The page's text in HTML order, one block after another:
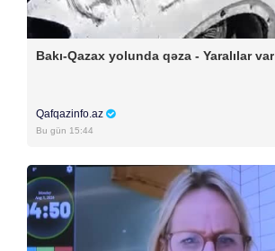
Bakı-Qazax yolunda qəza - Yaralılar var
Qafqazinfo.az
Bu gün 15:44